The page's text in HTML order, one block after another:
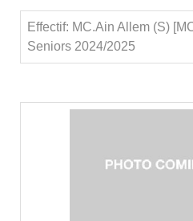
Effectif: MC.Ain Allem (S)
Seniors 2024/2025